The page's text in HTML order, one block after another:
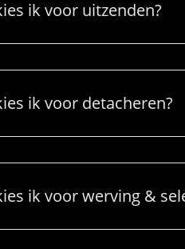
ik voor uitzenden?
ik voor detacheren?
ik voor werving &